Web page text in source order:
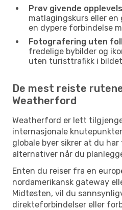
Prøv givende
matlagingskurs eller
en dypere forbindelse
Fotografering uten
fredelige bybilder og
uten turisttrafikk i
De mest reiste
Weatherford
Weatherford er lett
internasjonale
globale byer sikrer at du
alternativer når du
Enten du reiser fra en
nordamerikansk gateway
Midtøsten, vil du
direkteforbindelser eller